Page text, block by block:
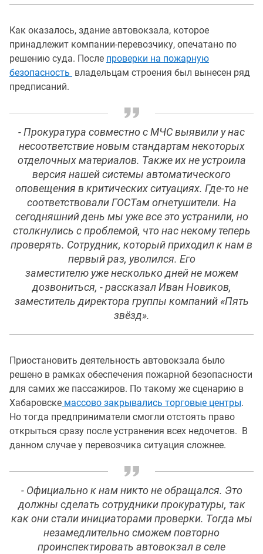
Как оказалось, здание автовокзала, которое
принадлежит компании-перевозчику, опечатано по
решению суда. После проверки на пожарную
безопасность владельцам строения был вынесен ряд
предписаний.
- Прокуратура совместно с МЧС выявили у нас
несоответствие новым стандартам некоторых
отделочных материалов. Также их не устроила
версия нашей системы автоматического
оповещения в критических ситуациях. Где-то не
соответствовали ГОСТам огнетушители. На
сегодняшний день мы уже все это устранили, но
столкнулись с проблемой, что нас некому теперь
проверять. Сотрудник, который приходил к нам в
первый раз, уволился. Его
заместителю уже несколько дней не можем
дозвониться, - рассказал Иван Новиков,
заместитель директора группы компаний «Пять
звёзд».
Приостановить деятельность автовокзала было
решено в рамках обеспечения пожарной безопасности
для самих же пассажиров. По такому же сценарию в
Хабаровске массово закрывались торговые центры.
Но тогда предприниматели смогли отстоять право
открыться сразу после устранения всех недочетов. В
данном случае у перевозчика ситуация сложнее.
- Официально к нам никто не обращался. Это
должны сделать сотрудники прокуратуры, так
как они стали инициаторами проверки. Тогда мы
незамедлительно сможем повторно
проинспектировать автовокзал в селе